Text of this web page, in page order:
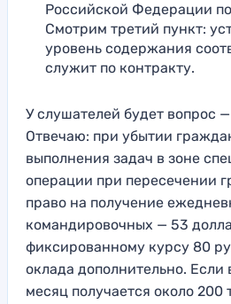
Российской Федерации
Смотрим третий пункт:
уровень содержания
служит по контракту.
У слушателей будет вопрос —
Отвечаю: при убытии
выполнения задач в зоне
операции при пересечении
право на получение
командировочных — 53
фиксированному курсу 80
оклада дополнительно. Если
месяц получается около 200